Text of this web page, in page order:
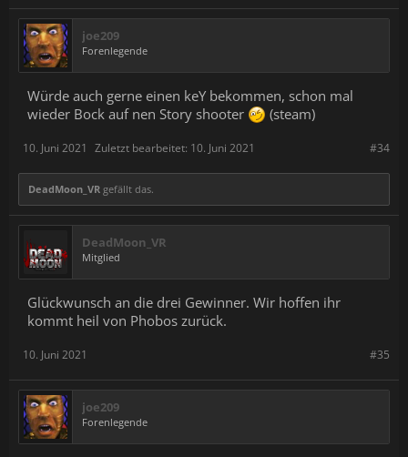
joe209
Forenlegende
Würde auch gerne einen keY bekommen, schon mal
wieder Bock auf nen Story shooter
(steam)
#34
10. Juni 2021 Zuletzt bearbeitet: 10. Juni 2021
DeadMoon_VR gefällt das.
DeadMoon_VR
Mitglied
Glückwunsch an die drei Gewinner. Wir hoffen ihr
kommt heil von Phobos zurück.
#35
10. Juni 2021
joe209
Forenlegende